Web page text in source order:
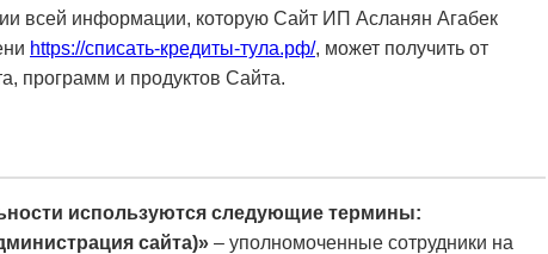
всей информации, которую Сайт ИП Асланян Агабек
https://списать-кредиты-тула.рф/, может получить от
программ и продуктов Сайта.
используются следующие термины:
сайта)» – уполномоченные сотрудники на